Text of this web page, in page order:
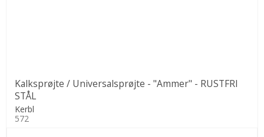
Kalksprøjte / Universalsprøjte - "Ammer" - RUSTFRI
STÅL
Kerbl
572